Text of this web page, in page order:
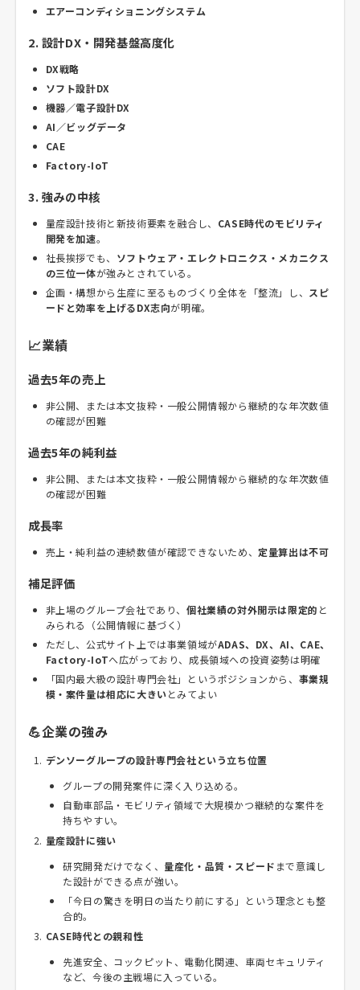
エアーコンディショニングシステム
2. 設計DX・開発基盤高度化
DX戦略
ソフト設計DX
機器／電子設計DX
AI／ビッグデータ
CAE
Factory-IoT
3. 強みの中核
量産設計技術と新技術要素を融合し、 CASE時代のモビリティ
開発を加速。
社長挨拶でも、 ソフトウェア・エレクトロニクス・メカニクス
の三位一体が強みとされている。
企画・構想から生産に至るものづくり全体を「整流」し、
スピ
ードと効率を上げるDX志向が明確。
📈業績
過去5年の売上
非公開、または本文抜粋・一般公開情報から継続的な年次数値
の確認が困難
過去5年の純利益
非公開、または本文抜粋・一般公開情報から継続的な年次数値
の確認が困難
成長率
売上・純利益の連続数値が確認できないため、定量算出は不可
補足評価
非上場のグループ会社であり、 個社業績の対外開示は限定的 と
みられる（公開情報に基づく）
ただし、公式サイト上では事業領域がADAS、DX、AI、CAE、
Factory-IoTへ広がっており、成長領域への投資姿勢は明確
「国内最大級の設計専門会社」というポジションから、 事業規
模・案件量は相応に大きいとみてよい
💪企業の強み
デンソーグループの設計専門会社という立ち位置
グループの開発案件に深く入り込める。
自動車部品・モビリティ領域で大規模かつ継続的な案件を
持ちやすい。
量産設計に強い
研究開発だけでなく、 量産化・品質・スピード まで意識し
た設計ができる点が強い。
「今日の驚きを明日の当たり前にする」という理念とも整
合的。
CASE時代との親和性
先進安全、コックピット、電動化関連、車両セキュリティ
など、今後の主戦場に入っている。